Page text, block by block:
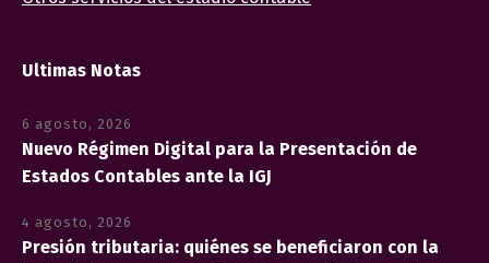
Ultimas Notas
6 agosto, 2026
Nuevo Régimen Digital para la Presentación de
Estados Contables ante la IGJ
4 agosto, 2026
Presión tributaria: quiénes se beneficiaron con la